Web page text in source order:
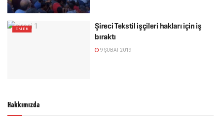
EMEK
Şireci Tekstil işçileri hakları için iş
bıraktı
9 ŞUBAT 2019
Hakkımızda